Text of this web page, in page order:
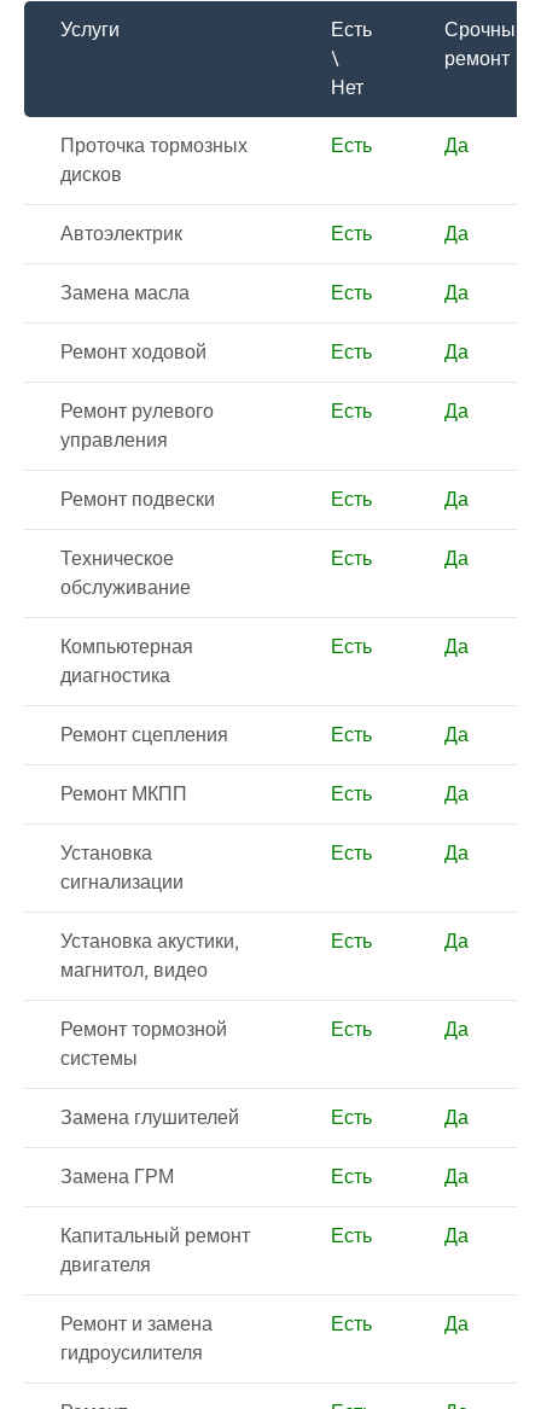
Услуги
Есть
\
Нет
Срочный
ремонт
Проточка тормозных
дисков
Есть Да
Автоэлектрик Есть Да
Замена масла Есть Да
Ремонт ходовой Есть Да
Ремонт рулевого
управления
Есть Да
Ремонт подвески Есть Да
Техническое
обслуживание
Есть Да
Компьютерная
диагностика
Есть Да
Ремонт сцепления Есть Да
Ремонт МКПП Есть Да
Установка
сигнализации
Есть Да
Установка акустики,
магнитол, видео
Есть Да
Ремонт тормозной
системы
Есть Да
Замена глушителей Есть Да
Замена ГРМ Есть Да
Капитальный ремонт
двигателя
Есть Да
Ремонт и замена
гидроусилителя
Есть Да